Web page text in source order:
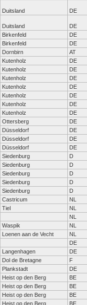
Duitsland DE
Duitsland
DE
Birkenfeld
DE
Birkenfeld
DE
Dornbirn
AT
Kutenholz
DE
Kutenholz
DE
Kutenholz
DE
Kutenholz
DE
Kutenholz
DE
Kutenholz
DE
Kutenholz
DE
Ottersberg
DE
Düsseldorf
DE
Düsseldorf
DE
Düsseldorf
DE
Siedenburg
D
Siedenburg
D
Siedenburg
D
Siedenburg
D
Siedenburg
D
Castricum
NL
Tiel
NL
NL
Waspik NL
Loenen aan de Vecht NL
DE
Langenhagen
DE
Dol de Bretagne
F
Plankstadt
DE
Heist op den Berg
BE
Heist op den Berg
BE
Heist op den Berg
BE
Heist op den Berg
BE